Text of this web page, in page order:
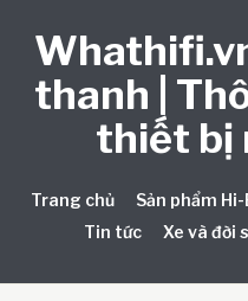
thanh |
thiết bị
Trang chủ Sản phẩm Hi-
Tin tức
Xe và đời